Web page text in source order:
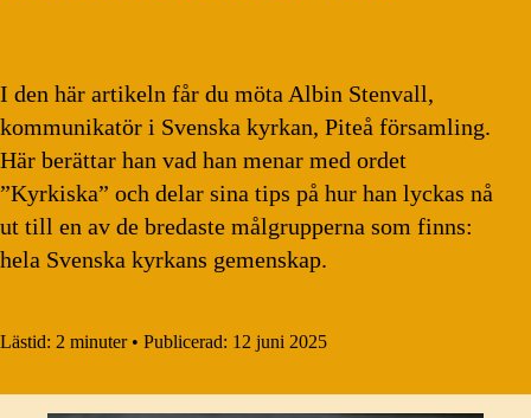
I den här artikeln får du möta Albin Stenvall,
kommunikatör i Svenska kyrkan, Piteå församling.
Här berättar han vad han menar med ordet
”Kyrkiska” och delar sina tips på hur han lyckas nå
ut till en av de bredaste målgrupperna som finns:
hela Svenska kyrkans gemenskap.
Lästid: 2 minuter • Publicerad: 12 juni 2025